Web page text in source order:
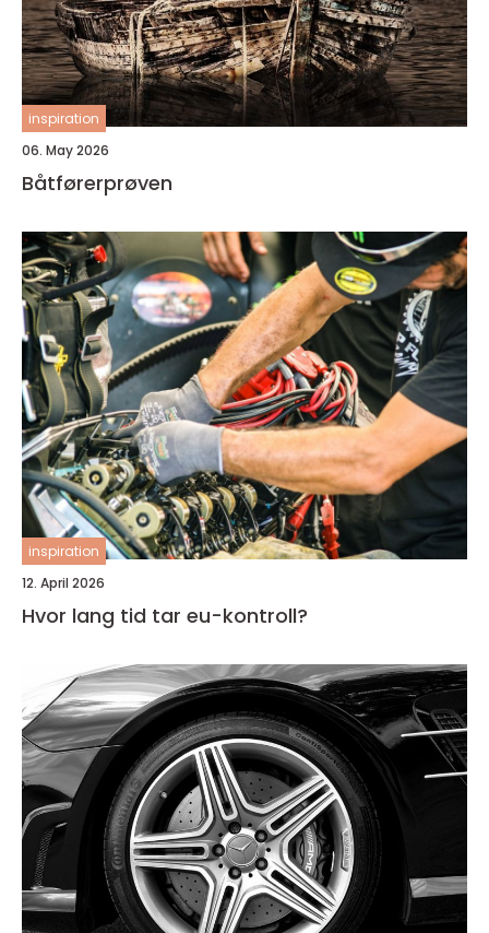
inspiration
06. May 2026
Båtførerprøven
inspiration
12. April 2026
Hvor lang tid tar eu-kontroll?